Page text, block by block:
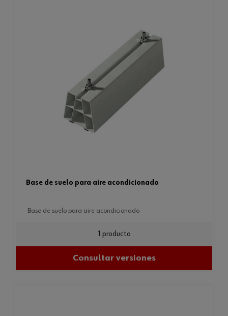
base de suelo para aire acondicionado
base de suelo para aire acondicionado
1 producto
Consultar versiones